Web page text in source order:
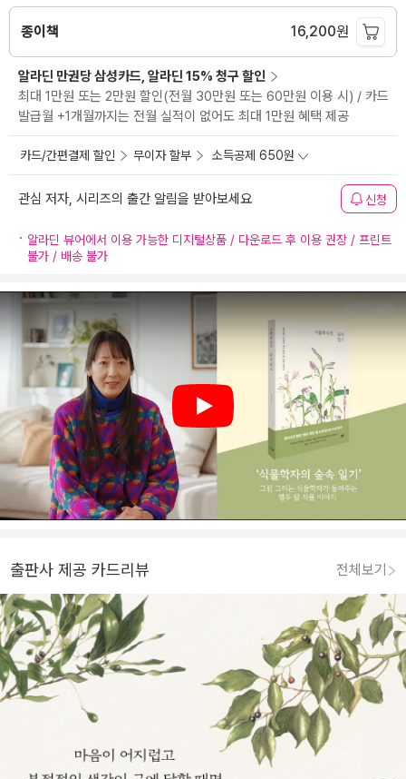
종이책 16,200원
알라딘 만권당 삼성카드, 알라딘 15% 청구 할인
최대 1만원 또는 2만원 할인(전월 30만원 또는 60만원 이용 시) / 카드
발급월 +1개월까지는 전월 실적이 없어도 최대 1만원 혜택 제공
카드/간편결제 할인 무이자 할부 소득공제 650원
관심 저자, 시리즈의 출간 알림을 받아보세요 신청
알라딘 뷰어에서 이용 가능한 디지털상품 / 다운로드 후 이용 권장 / 프린트
불가 / 배송 불가
Play
출판사 제공 카드리뷰 전체보기